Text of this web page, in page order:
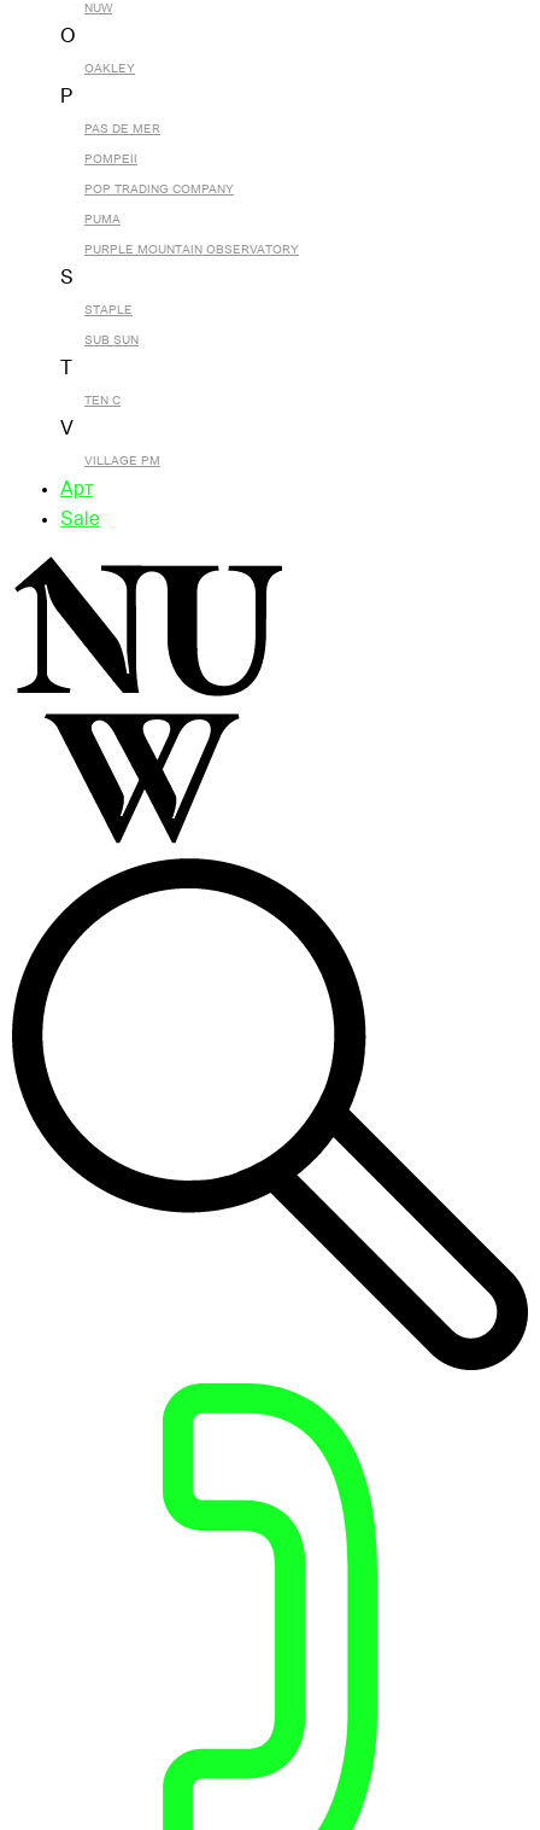
NUW
O
OAKLEY
P
PAS DE MER
POMPEII
POP TRADING COMPANY
PUMA
PURPLE MOUNTAIN OBSERVATORY
S
STAPLE
SUB SUN
TEN C
V
VILLAGE PM
Арт
Sale